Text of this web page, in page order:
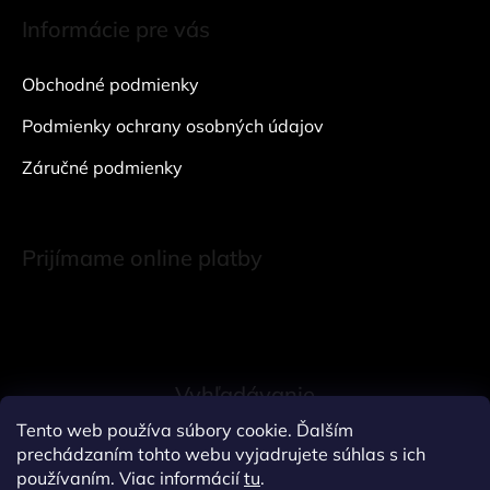
Tento web používa súbory cookie. Ďalším
prechádzaním tohto webu vyjadrujete súhlas s ich
používaním. Viac informáciítu.
Informácie pre vás
Obchodné podmienky
Podmienky ochrany osobných údajov
Záručné podmienky
Prijímame online platby
Vyhľadávanie
HĽADAŤ